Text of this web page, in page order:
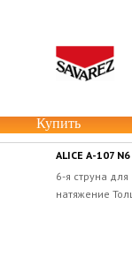
Купить
ALICE А-107 N6
6-я струна
натяжение